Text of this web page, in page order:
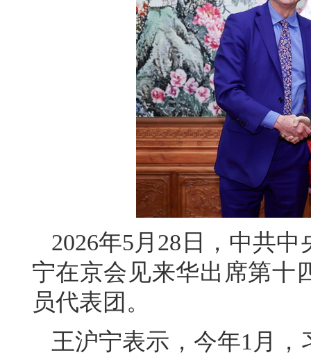
2026年5月28日，中共
宁在京会见来华出席第十
员代表团。
王沪宁表示，今年1月